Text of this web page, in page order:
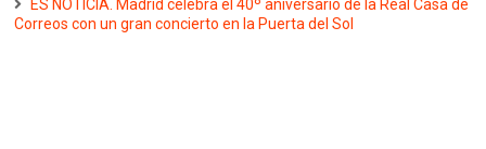
ES NOTICIA. Madrid celebra el 40º aniversario de la Real Casa de
Correos con un gran concierto en la Puerta del Sol